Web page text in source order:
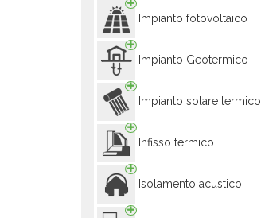
Impianto fotovoltaico
Impianto Geotermico
Impianto solare termico
Infisso termico
Isolamento acustico